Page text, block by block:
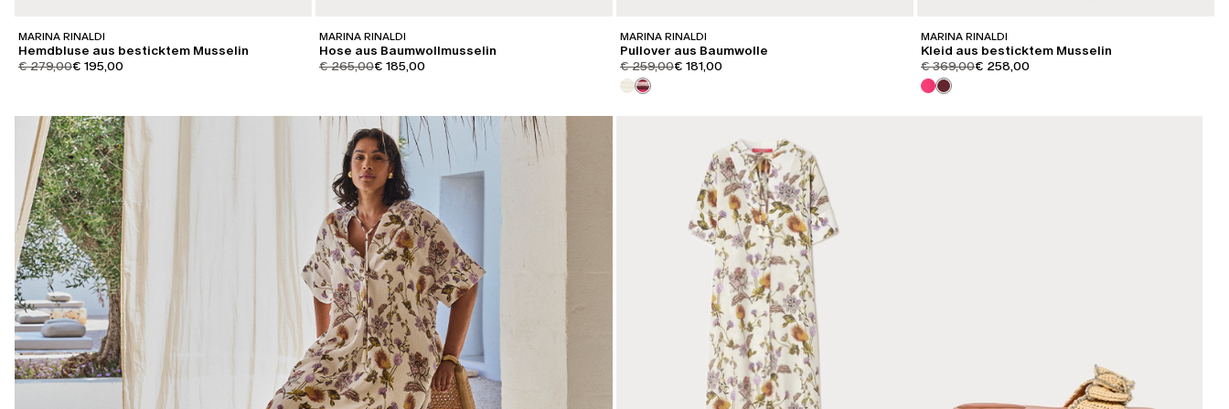
MARINA RINALDI
Hemdbluse aus besticktem Musselin
product.price.original
€ 279,00product.price.sale
€ 195,00
MARINA RINALDI
Hose aus Baumwollmusselin
product.price.original
€ 265,00product.price.sale
€ 185,00
MARINA RINALDI
Pullover aus Baumwolle
product.price.original
€ 259,00product.price.sale
€ 181,00
MARINA RINALDI
Kleid aus besticktem Musselin
product.price.original
€ 369,00product.price.sale
€ 258,00